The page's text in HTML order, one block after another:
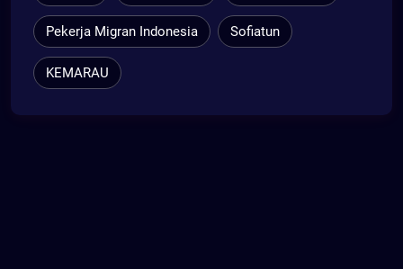
Pekerja Migran Indonesia Sofiatun
KEMARAU